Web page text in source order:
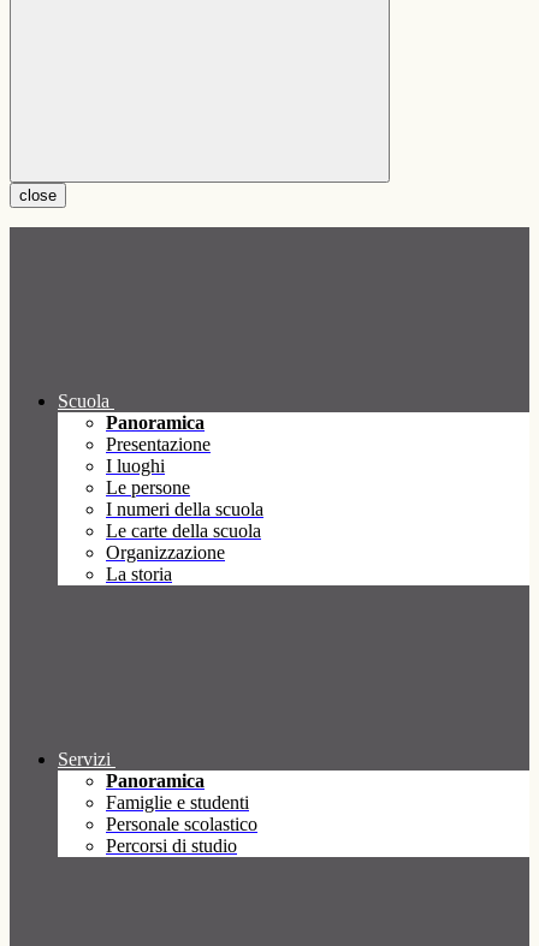
close
Scuola
Panoramica
Presentazione
I luoghi
Le persone
I numeri della scuola
Le carte della scuola
Organizzazione
La storia
Servizi
Panoramica
Famiglie e studenti
Personale scolastico
Percorsi di studio